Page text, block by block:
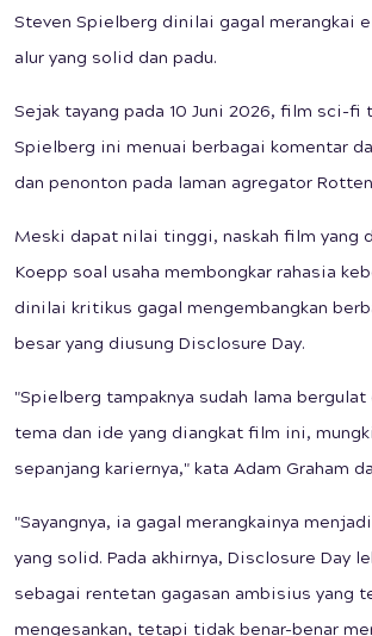
Steven Spielberg dinilai gagal merangkai
alur yang solid dan padu.
Sejak tayang pada 10 Juni 2026, film sci-fi
Spielberg ini menuai berbagai komentar
dan penonton pada laman agregator
Meski dapat nilai tinggi, naskah film yang
Koepp soal usaha membongkar rahasia
dinilai kritikus gagal mengembangkan
besar yang diusung Disclosure Day.
"Spielberg tampaknya sudah lama bergulat
tema dan ide yang diangkat film ini,
sepanjang kariernya," kata Adam Graham
"Sayangnya, ia gagal merangkainya
yang solid. Pada akhirnya, Disclosure Day
sebagai rentetan gagasan ambisius yang
mengesankan, tetapi tidak benar-benar